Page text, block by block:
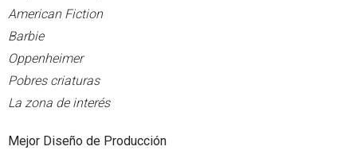
American Fiction
Barbie
Oppenheimer
Pobres criaturas
La zona de interés
Mejor Diseño de Producción